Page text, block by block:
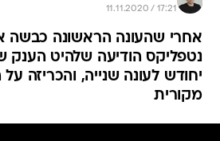
11.11.2020 / 17:21
אחרי שהעונה הראשונה כבשה
נטפליקס הודיעה שלהיט הענק
יחודש לעונה שנייה, והכריזה
מקורית